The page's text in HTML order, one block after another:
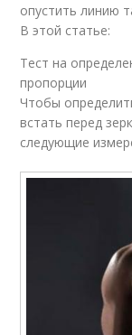
опустить линию
В этой статье:
Тест на
пропорции
Чтобы
встать перед
следующие